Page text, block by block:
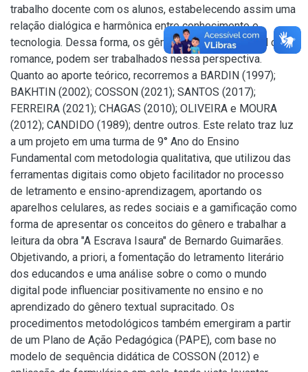
trabalho docente com os alunos, estabelecendo assim uma
relação dialógica e harmônica entre conhecimento e
tecnologia. Dessa forma, os gêneros textuais, tal qual o
romance, podem ser trabalhados nessa perspectiva.
Quanto ao aporte teórico, recorremos a BARDIN (1997);
BAKHTIN (2002); COSSON (2021); SANTOS (2017);
FERREIRA (2021); CHAGAS (2010); OLIVEIRA e MOURA
(2012); CANDIDO (1989); dentre outros. Este relato traz luz
a um projeto em uma turma de 9° Ano do Ensino
Fundamental com metodologia qualitativa, que utilizou das
ferramentas digitais como objeto facilitador no processo
de letramento e ensino-aprendizagem, aportando os
aparelhos celulares, as redes sociais e a gamificação como
forma de apresentar os conceitos do gênero e trabalhar a
leitura da obra "A Escrava Isaura" de Bernardo Guimarães.
Objetivando, a priori, a fomentação do letramento literário
dos educandos e uma análise sobre o como o mundo
digital pode influenciar positivamente no ensino e no
aprendizado do gênero textual supracitado. Os
procedimentos metodológicos também emergiram a partir
de um Plano de Ação Pedagógica (PAPE), com base no
modelo de sequência didática de COSSON (2012) e